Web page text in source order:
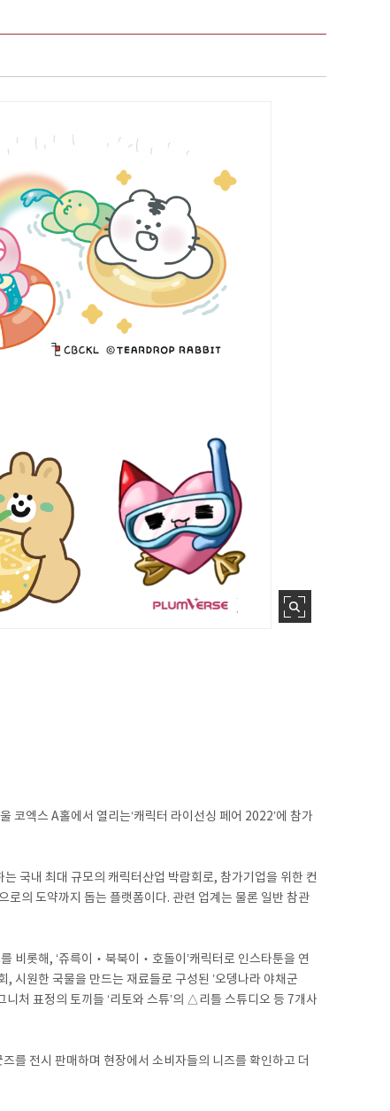
엑스 A홀에서 열리는‘캐릭터 라이선싱 페어 2022’에 참가
국내 최대 규모의 캐릭터산업 박람회로, 참가기업을 위한 컨
의 도약까지 돕는 플랫폼이다. 관련 업계는 물론 일반 참관
비롯해, ‘쥬륵이‧북북이‧호돌이’캐릭터로 인스타툰을 연
시원한 국물을 만드는 재료들로 구성된 ’오뎅나라 야채군
처 표정의 토끼들 ‘리토와 스튜’의 △리틀 스튜디오 등 7개사
를 전시 판매하며 현장에서 소비자들의 니즈를 확인하고 더